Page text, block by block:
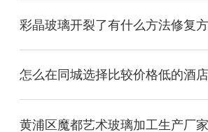
黄浦区魔都艺术玻璃加工生产厂